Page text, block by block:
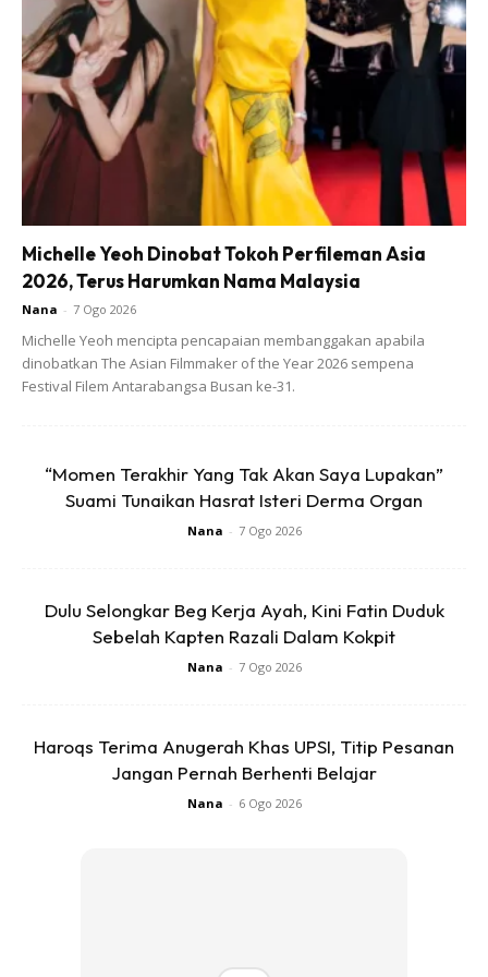
hubungan musibah tu. . Tak pon bipa ko sakit, panggil
crush kononya tu jaga kau. Layak kan.
Ads
Michelle Yeoh Dinobat Tokoh Perfileman Asia
2026, Terus Harumkan Nama Malaysia
Nana - 7 Ogo 2026
Michelle Yeoh mencipta pencapaian membanggakan apabila
dinobatkan The Asian Filmmaker of the Year 2026 sempena
Festival Filem Antarabangsa Busan ke-31.
“Momen Terakhir Yang Tak Akan Saya Lupakan”
Suami Tunaikan Hasrat Isteri Derma Organ
Nana - 7 Ogo 2026
Dulu Selongkar Beg Kerja Ayah, Kini Fatin Duduk
Sebelah Kapten Razali Dalam Kokpit
Nana - 7 Ogo 2026
Haroqs Terima Anugerah Khas UPSI, Titip Pesanan
Jangan Pernah Berhenti Belajar
Nana - 6 Ogo 2026